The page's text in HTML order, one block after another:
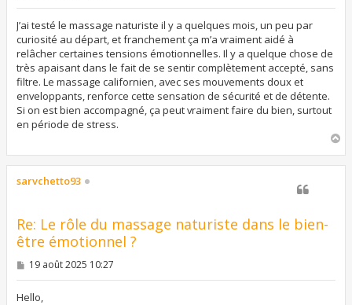
s
s
a
g
e
J’ai testé le massage naturiste il y a quelques mois, un peu par
curiosité au départ, et franchement ça m’a vraiment aidé à
relâcher certaines tensions émotionnelles. Il y a quelque chose de
très apaisant dans le fait de se sentir complètement accepté, sans
filtre. Le massage californien, avec ses mouvements doux et
enveloppants, renforce cette sensation de sécurité et de détente.
Si on est bien accompagné, ça peut vraiment faire du bien, surtout
en période de stress.
u
sarvchetto93
Re: Le rôle du massage naturiste dans le bien-
être émotionnel ?
M
s
19 août 2025 10:27
Hello,